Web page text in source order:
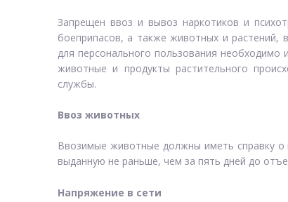
Запрещен ввоз и вывоз наркотиков и
боеприпасов, а также животных и растений,
для персонального пользования
животные и продукты растительного
службы.
Ввоз животных
Ввозимые животные должны иметь справку о
выданную не раньше, чем за пять дней до
Напряжение в сети